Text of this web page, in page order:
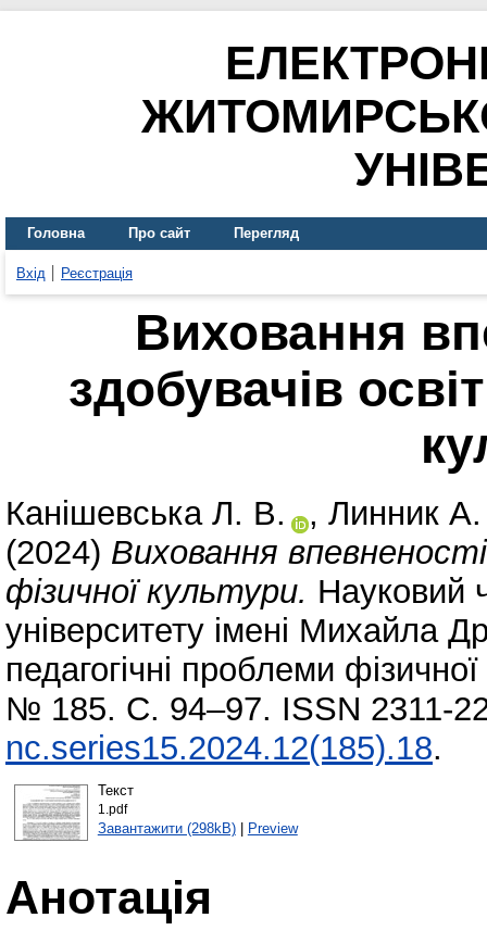
Головна Про сайт Перегляд
Вхід Реєстрація
Виховання
здобувачів
Канішевська Л. В. , Линник
(2024) Виховання
фізичної культури. Науковий
університету імені Михайла
педагогічні проблеми
№ 185. С. 94–97. ISSN 2311-
nc.series15.2024.12(185).18.
Текст
1.pdf
Завантажити (298kB)| Preview
Анотація